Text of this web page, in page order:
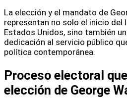
La elección y el mandato de
representan no solo el inicio del
Estados Unidos, sino también
dedicación al servicio público
política contemporánea.
Proceso electoral
elección de George